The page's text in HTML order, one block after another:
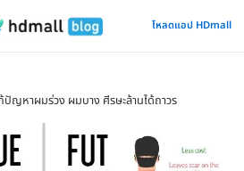
โหลดแอป HDmall
ญหาผมร่วง ผมบาง ศีรษะล้านได้ถาวร